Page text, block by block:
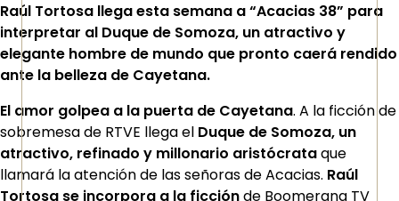
Raúl Tortosa llega esta semana a “Acacias 38” para
interpretar al Duque de Somoza, un atractivo y
elegante hombre de mundo que pronto caerá rendido
ante la belleza de Cayetana.
El amor golpea a la puerta de Cayetana. A la ficción de
sobremesa de RTVE llega el Duque de Somoza, un
atractivo, refinado y millonario aristócrataque
llamará la atención de las señoras de Acacias. Raúl
Tortosa se incorpora a la ficciónde Boomerang TV